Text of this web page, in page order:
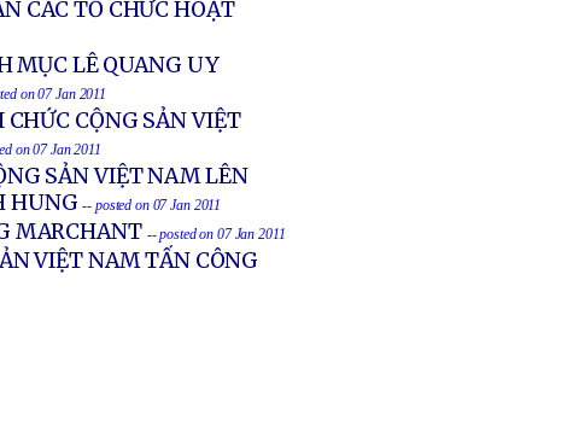
CÁC TỔ CHỨC HOẠT
MỤC LÊ QUANG UY
on 07 Jan 2011
CỘNG SẢN VIỆT
on 07 Jan 2011
SẢN VIỆT NAM LÊN
HUNG-- posted on 07 Jan 2011
MARCHANT -- posted on 07 Jan 2011
VIỆT NAM TẤN CÔNG